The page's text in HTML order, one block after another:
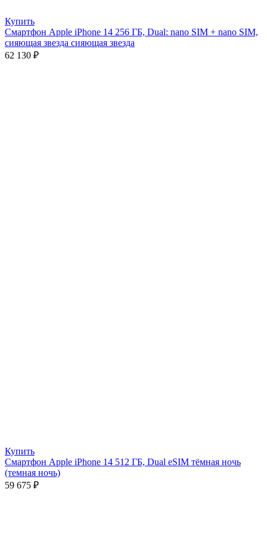
Купить
Смартфон Apple iPhone 14 256 ГБ, Dual: nano SIM + nano SIM,
сияющая звезда сияющая звезда
62 130 ₽
Купить
Смартфон Apple iPhone 14 512 ГБ, Dual eSIM тёмная ночь
(темная ночь)
59 675 ₽